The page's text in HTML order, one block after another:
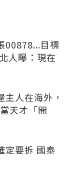
00878...目標
人曝：現在
人在海外，
天才「開
定要拆 國泰